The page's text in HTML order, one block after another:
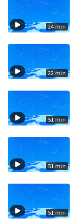
24 min
22 min
51 min
51 min
51 min